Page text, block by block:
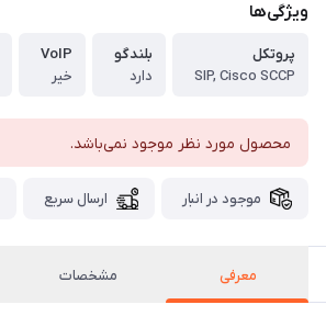
ویژگی‌ها
پروتکل
SIP, Cisco SCCP
بلندگو
دارد
VoIP
خیر
محصول مورد نظر موجود نمی‌باشد.
موجود در انبار ارسال سریع
معرفی مشخصات